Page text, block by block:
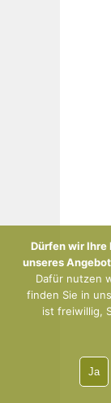
Dürfen wir Ihre
unseres
Dafür nutzen
finden Sie in
ist freiwillig,
Ja